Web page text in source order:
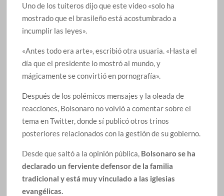
Uno de los tuiteros dijo que este video «solo ha
mostrado que el brasileño está acostumbrado a
incumplir las leyes».
«Antes todo era arte», escribió otra usuaria. «Hasta el
día que el presidente lo mostró al mundo, y
mágicamente se convirtió en pornografía».
Después de los polémicos mensajes y la oleada de
reacciones, Bolsonaro no volvió a comentar sobre el
tema en Twitter, donde sí publicó otros trinos
posteriores relacionados con la gestión de su gobierno.
Desde que saltó a la opinión pública, Bolsonaro se ha
declarado un ferviente defensor de la familia
tradicional y está muy vinculado a las iglesias
evangélicas.